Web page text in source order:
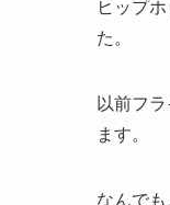
ヒップ
た。
以前フ
ます。
なんで